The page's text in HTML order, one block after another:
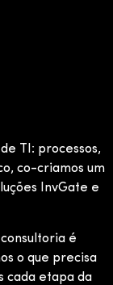
TI: processos,
co-criamos um
InvGate e
é
o que precisa
cada etapa da